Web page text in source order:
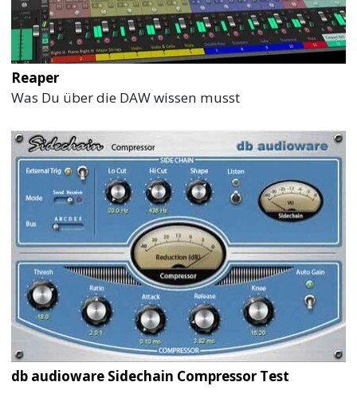
Reaper
Was Du über die DAW wissen musst
db audioware Sidechain Compressor Test